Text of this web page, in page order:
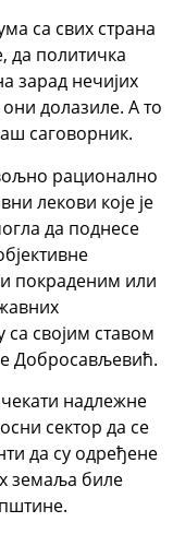
са свих страна
да политичка
зарад нечијих
долазиле. А то
саговорник.
рационално
лекови које је
да поднесе
покраденим или
са својим ставом
Добросављевић.
надлежне
сектор да се
да су одређене
земаља биле